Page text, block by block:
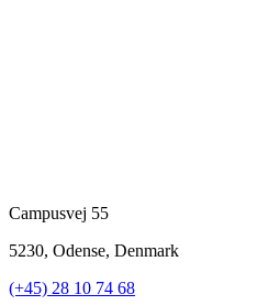
Campusvej 55
5230, Odense, Denmark
(+45) 28 10 74 68